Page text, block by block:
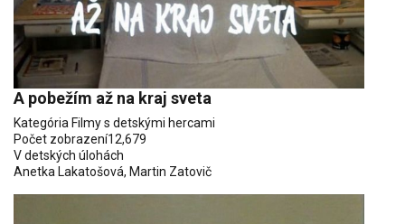
A pobežím až na kraj sveta
Kategória Filmy s detskými hercami
Počet zobrazení12,679
V detských úlohách
Anetka Lakatošová, Martin Zatovič